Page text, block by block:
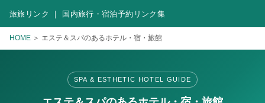
旅旅リンク ｜ 国内旅行・宿泊予約リンク集
HOME ＞ エステ＆スパのあるホテル・宿・旅館
SPA & ESTHETIC HOTEL GUIDE